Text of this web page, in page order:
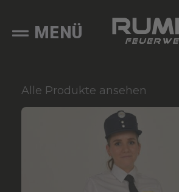
MENÜ
Alle Produkte ansehen